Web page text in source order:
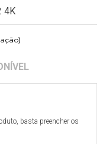
4K
)
basta preencher os